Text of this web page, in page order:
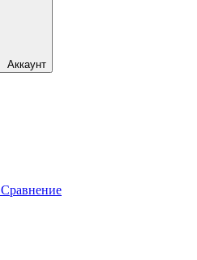
Аккаунт
Сравнение